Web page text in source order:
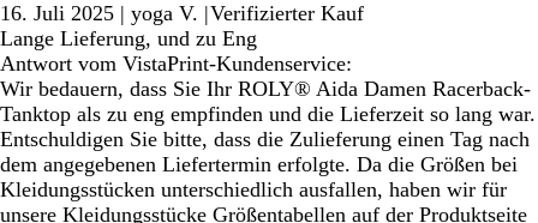
16. Juli 2025 | yoga V. |Verifizierter Kauf
Lange Lieferung, und zu Eng
Antwort vom VistaPrint-Kundenservice:
Wir bedauern, dass Sie Ihr ROLY® Aida Damen Racerback-
Tanktop als zu eng empfinden und die Lieferzeit so lang war.
Entschuldigen Sie bitte, dass die Zulieferung einen Tag nach
dem angegebenen Liefertermin erfolgte. Da die Größen bei
Kleidungsstücken unterschiedlich ausfallen, haben wir für
unsere Kleidungsstücke Größentabellen auf der Produktseite